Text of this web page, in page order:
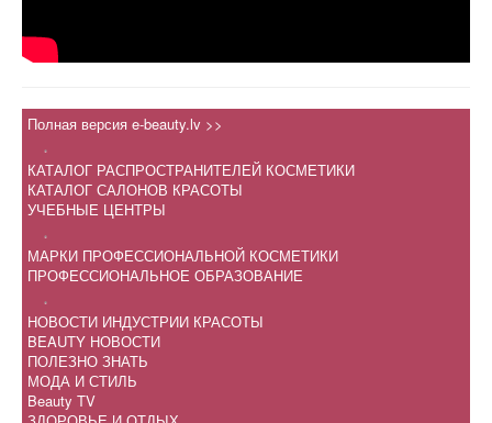
Полная версия e-beauty.lv >>
.
КАТАЛОГ РАСПРОСТРАНИТЕЛЕЙ КОСМЕТИКИ
КАТАЛОГ САЛОНОВ КРАСОТЫ
УЧЕБНЫЕ ЦЕНТРЫ
.
МАРКИ ПРОФЕССИОНАЛЬНОЙ КОСМЕТИКИ
ПРОФЕССИОНАЛЬНОЕ ОБРАЗОВАНИЕ
.
НОВОСТИ ИНДУСТРИИ КРАСОТЫ
BEAUTY НОВОСТИ
ПОЛЕЗНО ЗНАТЬ
МОДА И СТИЛЬ
Beauty TV